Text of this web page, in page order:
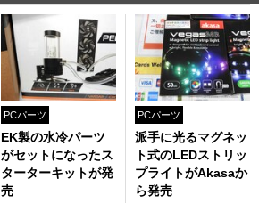
PCパーツ
EK製の水冷パーツ
がセットになったス
ターターキットが発
売
PCパーツ
派手に光るマグネッ
ト式のLEDストリッ
プライトがAkasaか
ら発売